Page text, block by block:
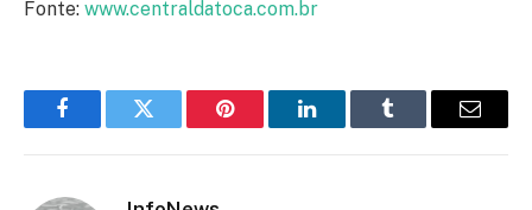
Fonte: www.centraldatoca.com.br
FacebookTwitter Pinterest LinkedInTumblr Email